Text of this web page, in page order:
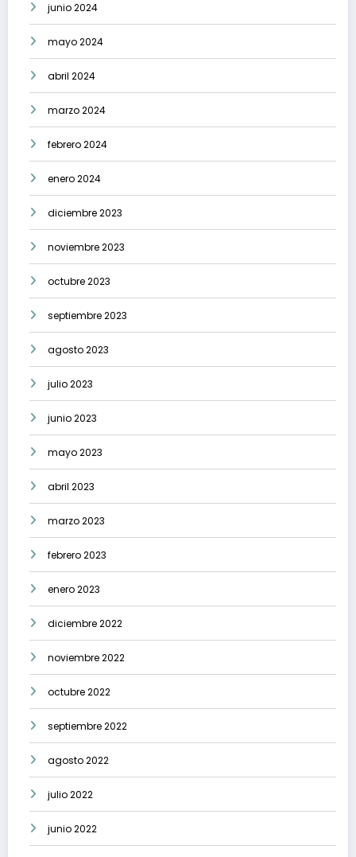
junio 2024
mayo 2024
abril 2024
marzo 2024
febrero 2024
enero 2024
diciembre 2023
noviembre 2023
octubre 2023
septiembre 2023
agosto 2023
julio 2023
junio 2023
mayo 2023
abril 2023
marzo 2023
febrero 2023
enero 2023
diciembre 2022
noviembre 2022
octubre 2022
septiembre 2022
agosto 2022
julio 2022
junio 2022